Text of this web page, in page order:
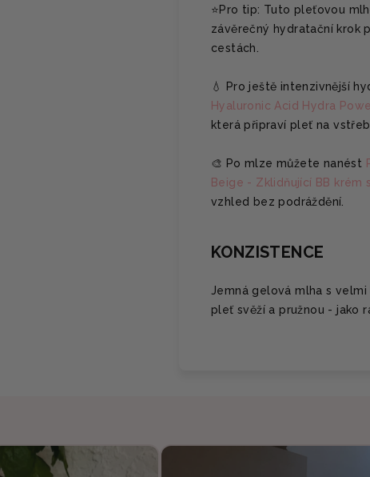
⭐️Pro tip: Tuto pleťovou
závěrečný hydratační krok
cestách.
💧 Pro ještě intenzivnější
Hyaluronic Acid Hydra
která připraví pleť na
🎨 Po mlze můžete nanést
Beige - Zklidňující BB krém
vzhled bez podráždění.
KONZISTENCE
Jemná gelová mlha s
pleť svěží a pružnou - jako